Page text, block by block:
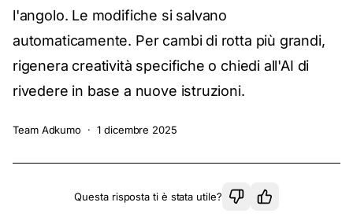
l'angolo. Le modifiche si salvano
automaticamente. Per cambi di rotta più grandi,
rigenera creatività specifiche o chiedi all'AI di
rivedere in base a nuove istruzioni.
Team Adkumo · 1 dicembre 2025
Questa risposta ti è stata utile?